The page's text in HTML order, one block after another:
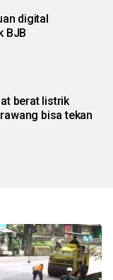
digital
BJB
berat listrik
bisa tekan